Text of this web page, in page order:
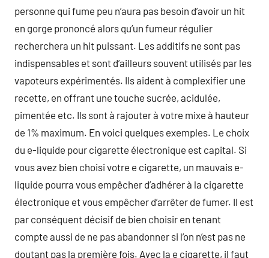
personne qui fume peu n’aura pas besoin d’avoir un hit
en gorge prononcé alors qu’un fumeur régulier
recherchera un hit puissant. Les additifs ne sont pas
indispensables et sont d’ailleurs souvent utilisés par les
vapoteurs expérimentés. Ils aident à complexifier une
recette, en offrant une touche sucrée, acidulée,
pimentée etc. Ils sont à rajouter à votre mixe à hauteur
de 1% maximum. En voici quelques exemples. Le choix
du e-liquide pour cigarette électronique est capital. Si
vous avez bien choisi votre e cigarette, un mauvais e-
liquide pourra vous empêcher d’adhérer à la cigarette
électronique et vous empêcher d’arrêter de fumer. Il est
par conséquent décisif de bien choisir en tenant
compte aussi de ne pas abandonner si l’on n’est pas ne
doutant pas la première fois. Avec la e cigarette, il faut